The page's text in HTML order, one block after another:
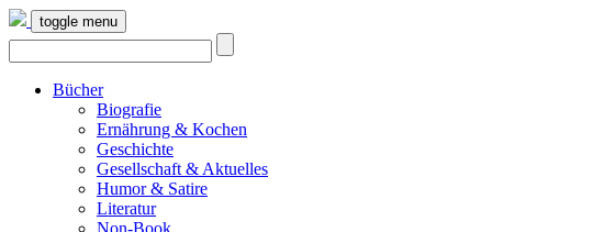
toggle menu
Bücher
Biografie
Ernährung & Kochen
Geschichte
Gesellschaft & Aktuelles
Humor & Satire
Literatur
Non-Book